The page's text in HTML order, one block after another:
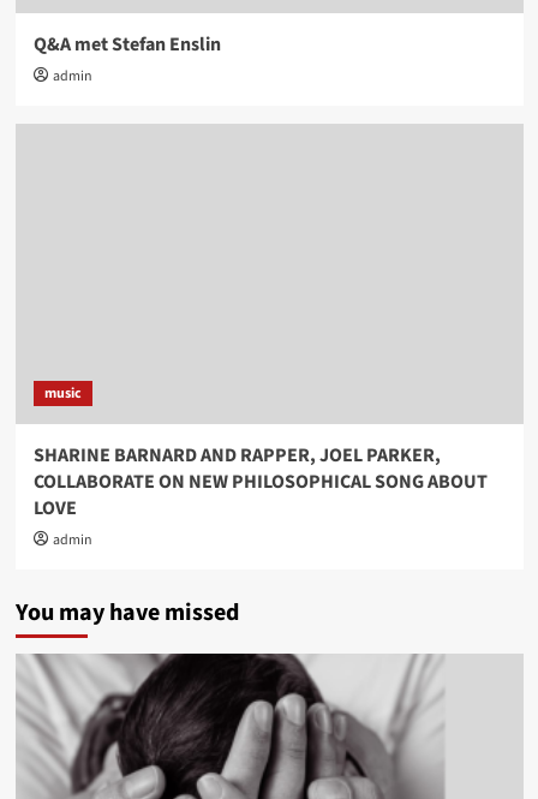
Q&A met Stefan Enslin
admin
music
SHARINE BARNARD AND RAPPER, JOEL PARKER,
COLLABORATE ON NEW PHILOSOPHICAL SONG ABOUT
LOVE
admin
You may have missed